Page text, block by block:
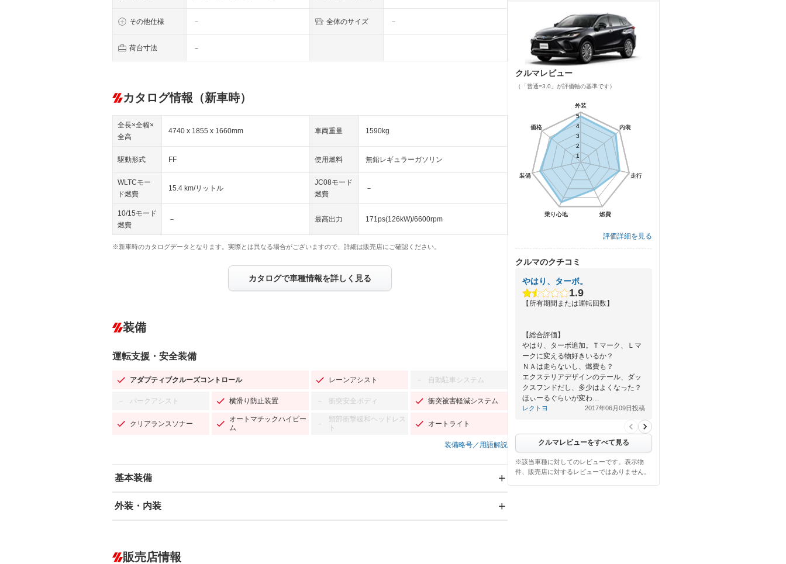
その他仕様 － 全体のサイズ －
荷台寸法 －
カタログ情報（新車時）
全長×全幅×
全高
4740 x 1855 x 1660mm 車両重量 1590kg
駆動形式 FF 使用燃料 無鉛レギュラーガソリン
WLTCモー
ド燃費
15.4 km/リットル
JC08モード
燃費
－
10/15モード
燃費
－ 最高出力 171ps(126kW)/6600rpm
※新車時のカタログデータとなります。実際とは異なる場合がございますので、詳細は販売店にご確認ください。
カタログで車種情報を詳しく見る
装備
運転支援・安全装備
アダプティブクルーズコントロール レーンアシスト － 自動駐車システム
－ パークアシスト 横滑り防止装置 － 衝突安全ボディ 衝突被害軽減システム
クリアランスソナー
オートマチックハイビー
ム
－
頸部衝撃緩和ヘッドレス
ト
オートライト
装備略号／用語解説
基本装備
エアバッグ：運転席/助手席/サイド
－ ダウンヒルアシストコントロール
外装・内装
オーディオ：ミュージックプレイヤー接続可
販売店情報
クルマレビュー
（「普通=3.0」が評価軸の基準です）
外装
内装
走行
燃費
乗り心地
装備
価格
1
2
3
4
5
外装
内装
走行
燃費
乗り心地
装備
価格
1
2
3
4
5
評価詳細を見る
クルマのクチコミ
やはり、ターボ。
1.9
【所有期間または運転回数】
【総合評価】
やはり、ターボ追加。Ｔマーク、Ｌマ
ークに変える物好きいるか？
ＮＡは走らないし、燃費も？
エクステリアデザインのテール、ダッ
クスフンドだし、多少はよくなった？
ほぃーるぐらいが変わ…
レクトヨ 2017年06月09日投稿
クルマレビューをすべて見る
※該当車種に対してのレビューです。表示物
件、販売店に対するレビューではありません。